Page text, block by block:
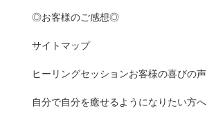
◎お客様のご感想◎
サイトマップ
ヒーリングセッションお客様の喜びの声
自分で自分を癒せるようになりたい方へ